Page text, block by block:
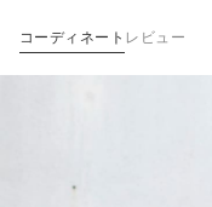
コーディネート レビュー